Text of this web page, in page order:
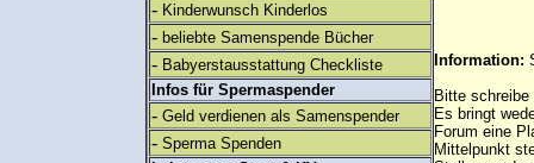
- Kinderwunsch Kinderlos
- beliebte Samenspende Bücher
- Babyerstausstattung Checkliste
Infos für Spermaspender
- Geld verdienen als Samenspender
- Sperma Spenden
Information:
Bitte
Es bringt
Forum eine
Mittelpunkt